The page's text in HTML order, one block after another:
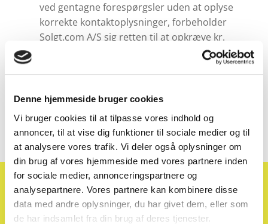
Denne hjemmeside bruger cookies
Vi bruger cookies til at tilpasse vores indhold og
annoncer, til at vise dig funktioner til sociale medier og til
at analysere vores trafik. Vi deler også oplysninger om
din brug af vores hjemmeside med vores partnere inden
for sociale medier, annonceringspartnere og
analysepartnere. Vores partnere kan kombinere disse
data med andre oplysninger, du har givet dem, eller som
de har indsamlet fra din brug af deres tjenester.
ved gentagne forespørgsler uden at oplyse
korrekte kontaktoplysninger, forbeholder
Solgt.com A/S sig retten til at opkræve kr.
150 pr. forespørgsel hos forespørgeren
Tilmeld dig vores
nyhedsbrev